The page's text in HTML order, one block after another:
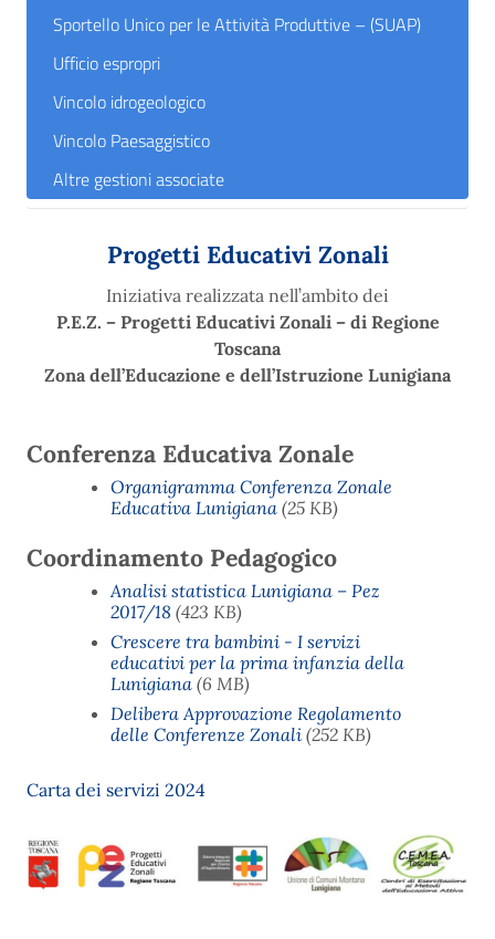
Sportello Unico per le Attività Produttive – (SUAP)
Ufficio espropri
Vincolo idrogeologico
Vincolo Paesaggistico
Altre gestioni associate
Progetti Educativi Zonali
Iniziativa realizzata nell’ambito dei
P.E.Z. – Progetti Educativi Zonali – di Regione
Toscana
Zona dell’Educazione e dell’Istruzione Lunigiana
Conferenza Educativa Zonale
Organigramma Conferenza Zonale
Educativa Lunigiana (25 KB)
Coordinamento Pedagogico
Analisi statistica Lunigiana – Pez
2017/18 (423 KB)
Crescere tra bambini - I servizi
educativi per la prima infanzia della
Lunigiana (6 MB)
Delibera Approvazione Regolamento
delle Conferenze Zonali (252 KB)
Carta dei servizi 2024